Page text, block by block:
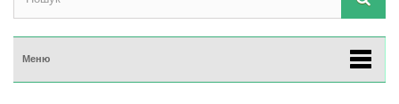
Меню